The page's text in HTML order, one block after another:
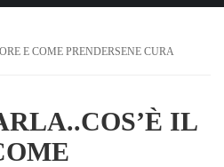
E COME PRENDERSENE CURA
IL